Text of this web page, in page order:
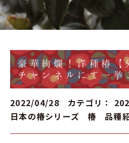
豪華絢爛！洋種椿【
チャンネルにて一
2022/04/28 カテゴリ：
日本の椿シリーズ
椿 品種